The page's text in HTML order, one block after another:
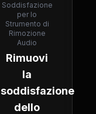
Soddisfazione
per lo
Strumento di
Rimozione
Audio
Rimuovi
la
soddisfazione
dello